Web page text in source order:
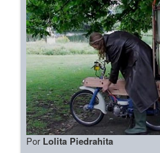
Por Lolita Piedrahita